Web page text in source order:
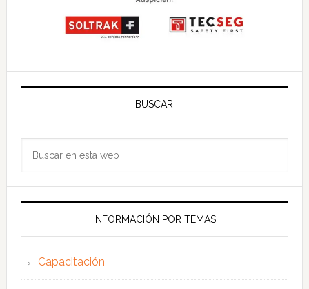
BUSCAR
web
INFORMACIÓN POR TEMAS
Capacitación